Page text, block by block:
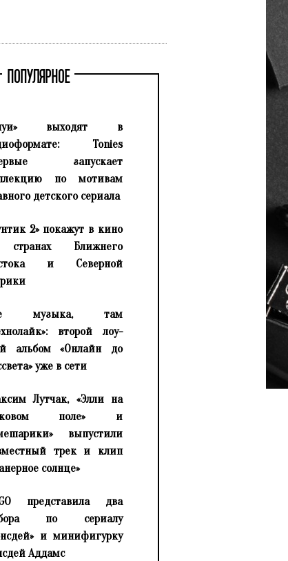
ПОПУЛЯРНОЕ
выходят в
Tonies
запускает
по мотивам
детского сериала
2» покажут в кино
Ближнего
и Северной
музыка, там
второй лоу-
альбом «Онлайн до
уже в сети
Лутчак, «Элли на
поле» и
выпустили
трек и клип
солнце»
представила два
по сериалу
и минифигурку
Аддамс